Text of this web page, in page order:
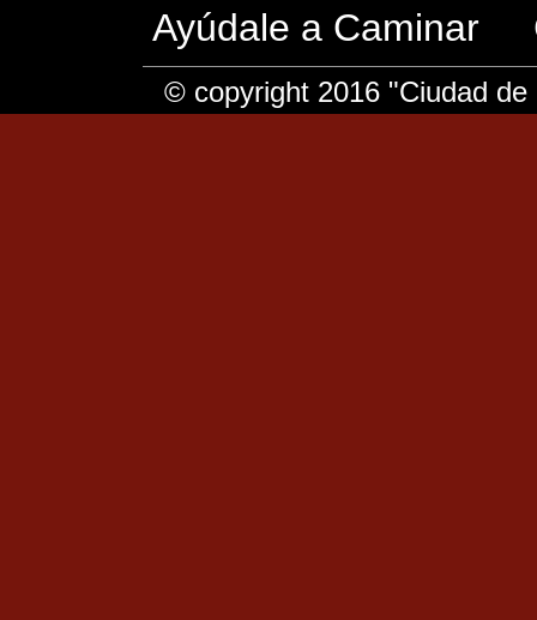
Ayúdale a Caminar
© copyright 2016 "Ciudad